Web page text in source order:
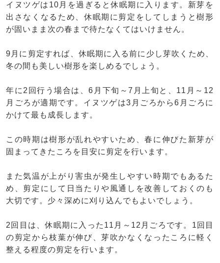
イヌツゲは10月を過ぎると休眠期に入ります。新芽を
出さなくなるため、休眠期に剪定をしてしまうと樹形
が固いまま次の春まで待たなくてはいけません。
9月に剪定すれば、休眠期に入る前に少し芽吹くため、
冬の間も美しい樹形を楽しめるでしょう。
年に2回行う場合は、6月下旬～7月上旬と、11月～12
月ごろが適期です。イヌツゲは3月ごろから6月ごろに
かけて最も成長します。
この時期は樹形が乱れやすいため、春に伸びた新芽が
固まってきたころを目安に剪定を行います。
また気温が上がり害虫が発生しやすい時期でもあるた
め、剪定にして日当たりや風通しを改善しておくのも
大切です。少々深めに刈り込んでもよいでしょう。
2回目は、休眠期に入った11月～12月ごろです。1回目
の剪定から枝葉が伸び、芽吹かなくなったころに軽く
整える程度の剪定を行います。